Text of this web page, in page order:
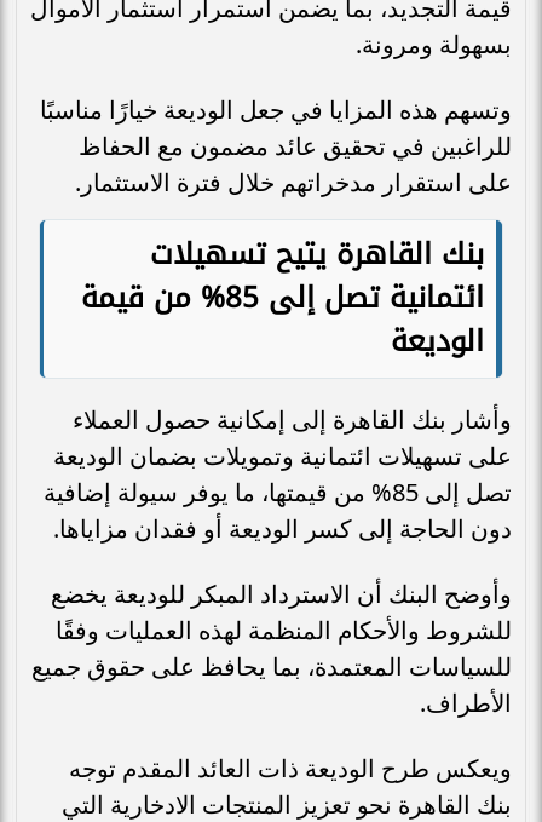
قيمة التجديد، بما يضمن استمرار استثمار الأموال
بسهولة ومرونة.
وتسهم هذه المزايا في جعل الوديعة خيارًا مناسبًا
للراغبين في تحقيق عائد مضمون مع الحفاظ
على استقرار مدخراتهم خلال فترة الاستثمار.
بنك القاهرة يتيح تسهيلات
ائتمانية تصل إلى 85% من قيمة
الوديعة
وأشار بنك القاهرة إلى إمكانية حصول العملاء
على تسهيلات ائتمانية وتمويلات بضمان الوديعة
تصل إلى 85% من قيمتها، ما يوفر سيولة إضافية
دون الحاجة إلى كسر الوديعة أو فقدان مزاياها.
وأوضح البنك أن الاسترداد المبكر للوديعة يخضع
للشروط والأحكام المنظمة لهذه العمليات وفقًا
للسياسات المعتمدة، بما يحافظ على حقوق جميع
الأطراف.
ويعكس طرح الوديعة ذات العائد المقدم توجه
بنك القاهرة نحو تعزيز المنتجات الادخارية التي